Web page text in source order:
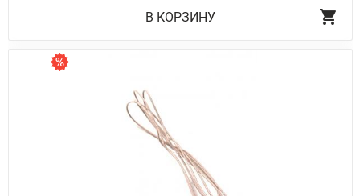
В КОРЗИНУ